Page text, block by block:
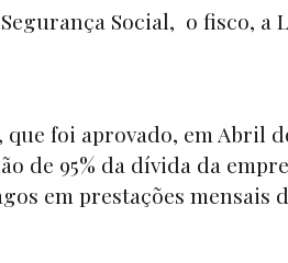
Social, o fisco, a
foi aprovado, em Abril
de 95% da dívida da
em prestações mensais